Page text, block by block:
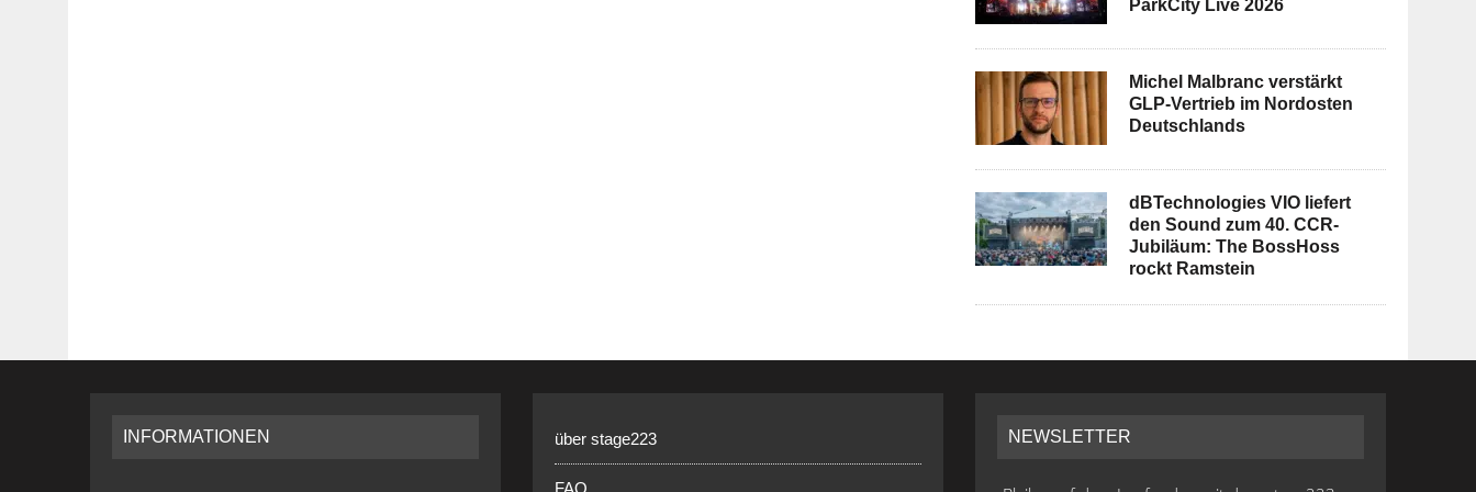
ParkCity Live 2026
Michel Malbranc verstärkt
GLP-Vertrieb im Nordosten
Deutschlands
dBTechnologies VIO liefert
den Sound zum 40. CCR-
Jubiläum: The BossHoss
rockt Ramstein
INFORMATIONEN über stage223 NEWSLETTER